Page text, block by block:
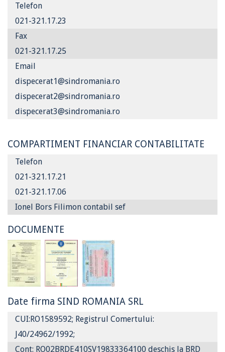
Telefon
021-321.17.23
Fax
021-321.17.25
Email
dispecerat1@sindromania.ro
dispecerat2@sindromania.ro
dispecerat3@sindromania.ro
COMPARTIMENT FINANCIAR CONTABILITATE
Telefon
021-321.17.21
021-321.17.06
Ionel Bors Filimon contabil sef
DOCUMENTE
Date firma SIND ROMANIA SRL
CUI:RO1589592; Registrul Comertului:
J40/24962/1992;
Cont: RO02BRDE410SV19833364100 deschis la BRD